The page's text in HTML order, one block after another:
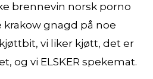
brennevin norsk porno
krakow gnagd på noe
vi liker kjøtt, det er
og vi ELSKER spekemat.